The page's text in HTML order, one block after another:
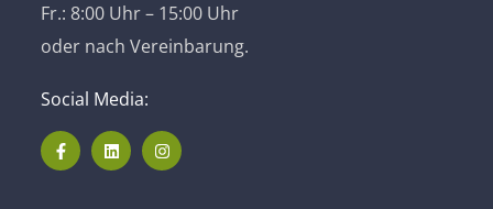
Fr.: 8:00 Uhr – 15:00 Uhr
oder nach Vereinbarung.
Social Media: